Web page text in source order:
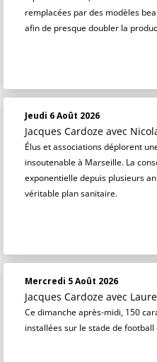
remplacées par des modèles
afin de presque doubler la
Jeudi 6 Août 2026
Jacques Cardoze avec
Élus et associations déplorent
insoutenable à Marseille. La
exponentielle depuis plusieurs
véritable plan sanitaire.
Mercredi 5 Août 2026
Jacques Cardoze avec
Ce dimanche après-midi, 150
installées sur le stade de